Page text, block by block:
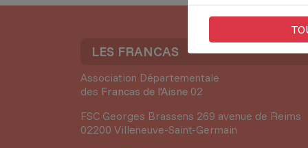
LES FRANCAS
Association Départementale
des Francas de l'Aisne 02
FSC Georges Brassens 269 avenue de Reims
02200 Villeneuve-Saint-Germain